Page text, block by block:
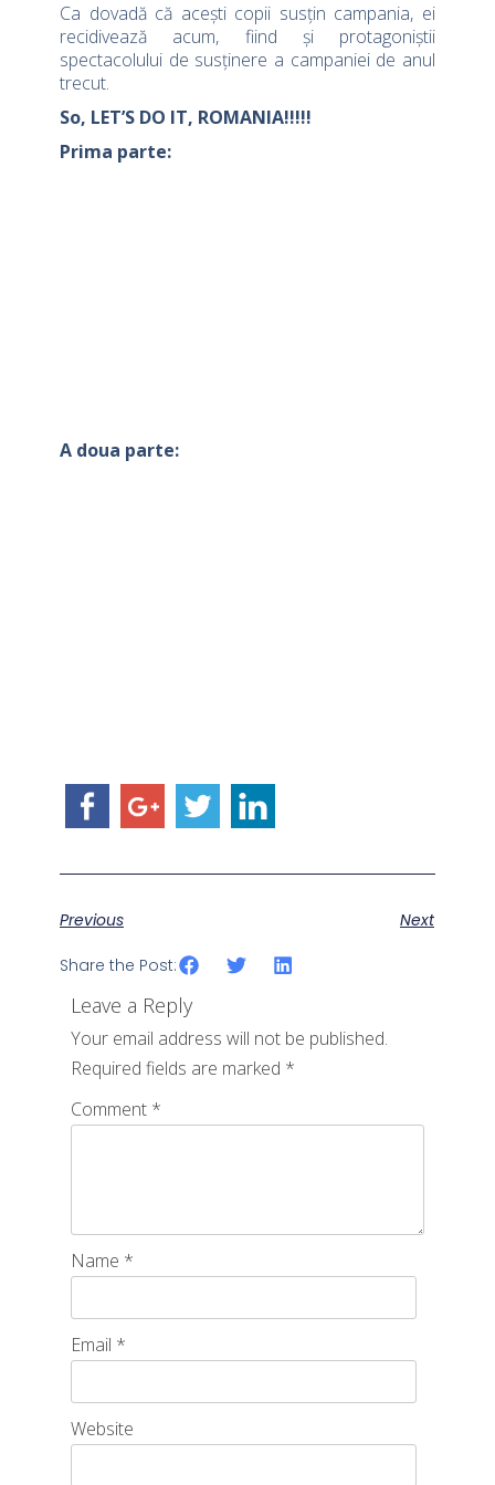
Ca dovadă că acești copii susțin campania, ei
recidivează acum, fiind și protagoniștii
spectacolului de susținere a campaniei de anul
trecut.
So, LET’S DO IT, ROMANIA!!!!!
Prima parte:
A doua parte:
Previous Next
Share the Post:
Leave a Reply
Your email address will not be published.
Required fields are marked *
Comment *
Name *
Email *
Website